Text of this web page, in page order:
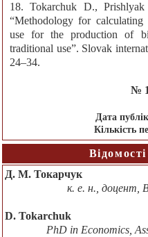
18. Tokarchuk D.,
“Methodology for
use for the production of
traditional use”. Slovak
24–34.
№
Дата
Кількість
Д. М. Токарчук
к. е. н., доцент,
D. Tokarchuk
PhD in Economics,